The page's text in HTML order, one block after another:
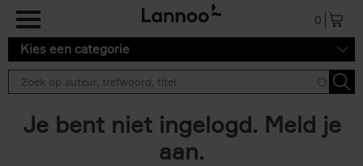
Overslaan en naar de inhoud gaan
0
Kies een categorie
Je bent niet ingelogd. Meld je
aan.